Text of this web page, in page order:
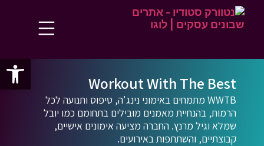
פתח
Workout With The Best
WWTB מתמחים באימוני נינג'ה, טיפוס ותנועה לכל
הרמות, בהנחיית מאמנים מובילים בתחומם כמו יובל
שמלא וגיל מרנץ. החברה מציעה אימונים אישיים,
קבוצתיים, והשתתפות באירועים.